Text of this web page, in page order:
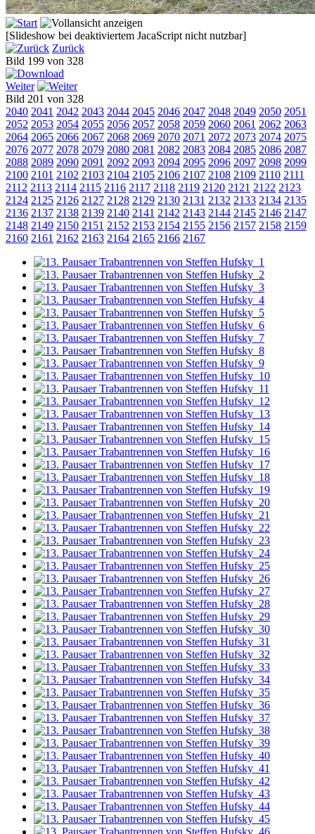
[Slideshow bei deaktiviertem JacaScript nicht nutzbar]
Zurück
Bild 199 von 328
Weiter
Bild 201 von 328
2040 2041 2042 2043 2044 2045 2046 2047 2048 2049 2050 2051
2052 2053 2054 2055 2056 2057 2058 2059 2060 2061 2062 2063
2064 2065 2066 2067 2068 2069 2070 2071 2072 2073 2074 2075
2076 2077 2078 2079 2080 2081 2082 2083 2084 2085 2086 2087
2088 2089 2090 2091 2092 2093 2094 2095 2096 2097 2098 2099
2100 2101 2102 2103 2104 2105 2106 2107 2108 2109 2110 2111
2112 2113 2114 2115 2116 2117 2118 2119 2120 2121 2122 2123
2124 2125 2126 2127 2128 2129 2130 2131 2132 2133 2134 2135
2136 2137 2138 2139 2140 2141 2142 2143 2144 2145 2146 2147
2148 2149 2150 2151 2152 2153 2154 2155 2156 2157 2158 2159
2160 2161 2162 2163 2164 2165 2166 2167